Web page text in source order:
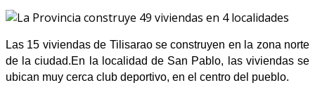
Las 15 viviendas de Tilisarao se construyen en la zona norte
de la ciudad.En la localidad de San Pablo, las viviendas se
ubican muy cerca club deportivo, en el centro del pueblo.